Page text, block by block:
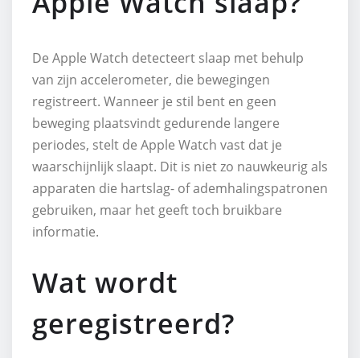
De Apple Watch detecteert slaap met behulp
van zijn accelerometer, die bewegingen
registreert. Wanneer je stil bent en geen
beweging plaatsvindt gedurende langere
periodes, stelt de Apple Watch vast dat je
waarschijnlijk slaapt. Dit is niet zo nauwkeurig als
apparaten die hartslag- of ademhalingspatronen
gebruiken, maar het geeft toch bruikbare
informatie.
Wat wordt
geregistreerd?